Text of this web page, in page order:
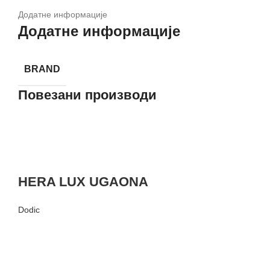
Додатне информације
Додатне информације
BRAND
Повезани производи
HERA LUX UGAONA
Dodic